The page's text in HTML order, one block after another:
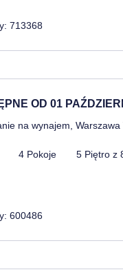
713368
OD 01
na wynajem, Warszawa
4 Pokoje 5 Piętro z
600486